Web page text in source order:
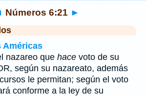
Números 6:21 ►
Américas
nazareo que hace voto de su
según su nazareato, además
le permitan; según el voto
conforme a la ley de su